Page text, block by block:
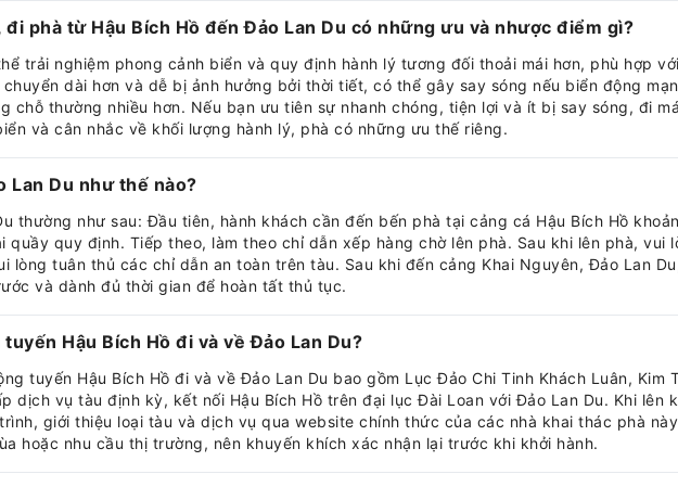
phà từ Hậu Bích Hồ đến Đảo Lan Du có những ưu và nhược điểm gì?
trải nghiệm phong cảnh biển và quy định hành lý tương đối thoải mái hơn, phù hợp
dài hơn và dễ bị ảnh hưởng bởi thời tiết, có thể gây say sóng nếu biển động
chỗ thường nhiều hơn. Nếu bạn ưu tiên sự nhanh chóng, tiện lợi và ít bị say sóng, đi
và cân nhắc về khối lượng hành lý, phà có những ưu thế riêng.
Lan Du như thế nào?
thường như sau: Đầu tiên, hành khách cần đến bến phà tại cảng cá Hậu Bích Hồ
quầy quy định. Tiếp theo, làm theo chỉ dẫn xếp hàng chờ lên phà. Sau khi lên phà, vui
lòng tuân thủ các chỉ dẫn an toàn trên tàu. Sau khi đến cảng Khai Nguyên, Đảo Lan
và dành đủ thời gian để hoàn tất thủ tục.
Hậu Bích Hồ đi và về Đảo Lan Du?
tuyến Hậu Bích Hồ đi và về Đảo Lan Du bao gồm Lục Đảo Chi Tinh Khách Luân, Kim
dịch vụ tàu định kỳ, kết nối Hậu Bích Hồ trên đại lục Đài Loan với Đảo Lan Du. Khi lên
giới thiệu loại tàu và dịch vụ qua website chính thức của các nhà khai thác phà
hoặc nhu cầu thị trường, nên khuyến khích xác nhận lại trước khi khởi hành.